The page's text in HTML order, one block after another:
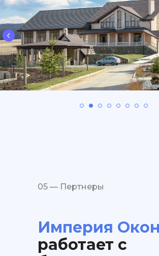
05 — Пертнеры
Империя Окон
работает с